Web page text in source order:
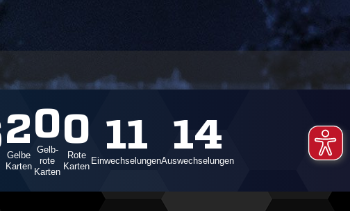
2
Gelbe
Karten
0
Gelb-
rote
Karten
0
Rote
Karten
11
Einwechselungen
14
Auswechselungen